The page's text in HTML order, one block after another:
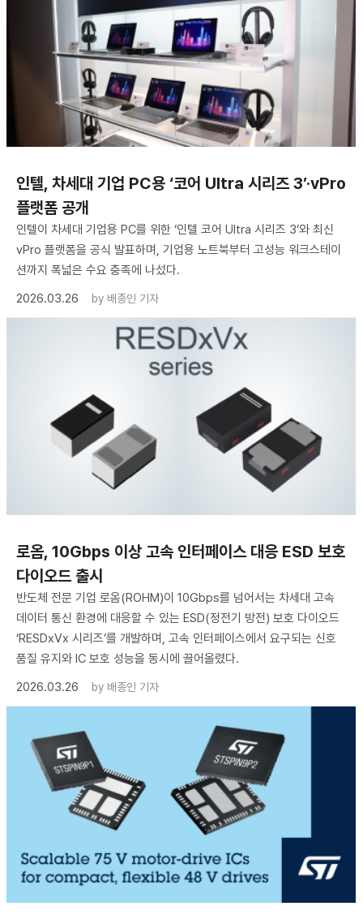
인텔, 차세대 기업 PC용 ‘코어 Ultra 시리즈 3’·vPro
플랫폼 공개
인텔이 차세대 기업용 PC를 위한 ‘인텔 코어 Ultra 시리즈 3’와 최신
vPro 플랫폼을 공식 발표하며, 기업용 노트북부터 고성능 워크스테이
션까지 폭넓은 수요 충족에 나섰다.
2026.03.26
by 배종인 기자
로옴, 10Gbps 이상 고속 인터페이스 대응 ESD 보호
다이오드 출시
반도체 전문 기업 로옴(ROHM)이 10Gbps를 넘어서는 차세대 고속
데이터 통신 환경에 대응할 수 있는 ESD(정전기 방전) 보호 다이오드
‘RESDxVx 시리즈’를 개발하며, 고속 인터페이스에서 요구되는 신호
품질 유지와 IC 보호 성능을 동시에 끌어올렸다.
2026.03.26
by 배종인 기자